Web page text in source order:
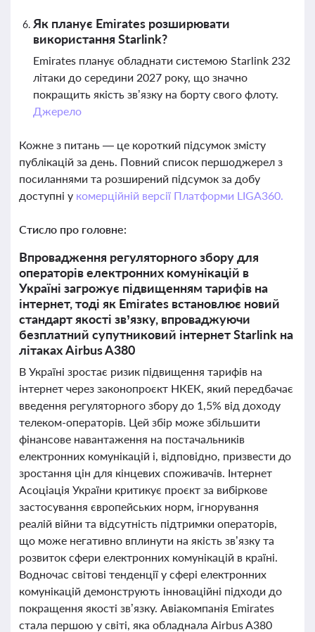
Як планує Emirates розширювати
використання Starlink?
Emirates планує обладнати системою Starlink 232
літаки до середини 2027 року, що значно
покращить якість зв’язку на борту свого флоту.
Джерело
Кожне з питань — це короткий підсумок змісту
публікацій за день. Повний список першоджерел з
посиланнями та розширений підсумок за добу
доступні у комерційній версії Платформи LIGA360.
Стисло про головне:
Впровадження регуляторного збору для
операторів електронних комунікацій в
Україні загрожує підвищенням тарифів на
інтернет, тоді як Emirates встановлює новий
стандарт якості зв’язку, впроваджуючи
безплатний супутниковий інтернет Starlink на
літаках Airbus A380
В Україні зростає ризик підвищення тарифів на
інтернет через законопроєкт НКЕК, який передбачає
введення регуляторного збору до 1,5% від доходу
телеком-операторів. Цей збір може збільшити
фінансове навантаження на постачальників
електронних комунікацій і, відповідно, призвести до
зростання цін для кінцевих споживачів. Інтернет
Асоціація України критикує проєкт за вибіркове
застосування європейських норм, ігнорування
реалій війни та відсутність підтримки операторів,
що може негативно вплинути на якість зв’язку та
розвиток сфери електронних комунікацій в країні.
Водночас світові тенденції у сфері електронних
комунікацій демонструють інноваційні підходи до
покращення якості зв’язку. Авіакомпанія Emirates
стала першою у світі, яка обладнала Airbus A380